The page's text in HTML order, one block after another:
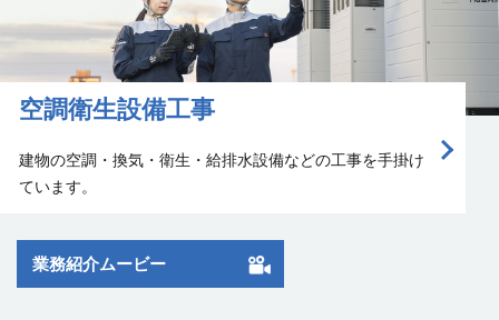
空調衛生設備工事
建物の空調・換気・衛生・給排水設備などの工事を手掛け
ています。
業務紹介ムービー